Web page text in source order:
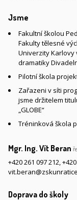
Jsme
Fakultní školou
Fakulty tělesné
Univerzity Karlovy
dramatiky
Pilotní škola
Zařazeni v síti
jsme držitelem
„GLOBE“
Tréninková škola
Mgr. Ing. Vít Beran
+420 261 097 212,
Doprava do školy